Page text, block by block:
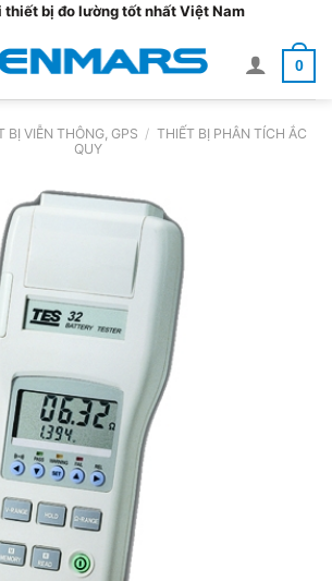
thiết bị đo lường tốt nhất Việt Nam
0
BỊ VIỄN THÔNG, GPS / THIẾT BỊ PHÂN TÍCH ẮC
QUY